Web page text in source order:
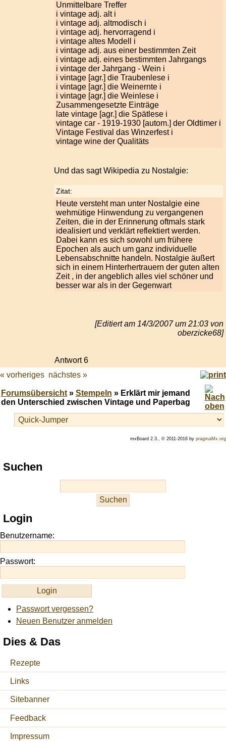
Unmittelbare Treffer
i vintage adj. alt i
i vintage adj. altmodisch i
i vintage adj. hervorragend i
i vintage altes Modell i
i vintage adj. aus einer bestimmten Zeit
i vintage adj. eines bestimmten Jahrgangs
i vintage der Jahrgang - Wein i
i vintage [agr.] die Traubenlese i
i vintage [agr.] die Weinernte i
i vintage [agr.] die Weinlese i
Zusammengesetzte Einträge
late vintage [agr.] die Spätlese i
vintage car - 1919-1930 [autom.] der Oldtimer i
Vintage Festival das Winzerfest i
vintage wine der Qualitäts
Und das sagt Wikipedia zu Nostalgie:
Zitat:
Heute versteht man unter Nostalgie eine
wehmütige Hinwendung zu vergangenen
Zeiten, die in der Erinnerung oftmals stark
idealisiert und verklärt reflektiert werden.
Dabei kann es sich sowohl um frühere
Epochen als auch um ganz individuelle
Lebensabschnitte handeln. Nostalgie äußert
sich in einem Hinterhertrauern der guten alten
Zeit , in der angeblich alles viel schöner und
besser war als in der Gegenwart
[Editiert am 14/3/2007 um 21:03 von
oberzicke68]
Antwort 6
« vorheriges nächstes »
Forumsübersicht» Stempeln » Erklärt mir jemand
den Unterschied zwischen Vintage und Paperbag
mxBoard 2.3., © 2011-2016 by pragmaMx.org
Play
best
site
https://onlineslots.money/
Suchen
Login
Benutzername:
Passwort:
Passwort vergessen?
Neuen Benutzer anmelden
Dies & Das
Rezepte
Links
Sitebanner
Feedback
Impressum